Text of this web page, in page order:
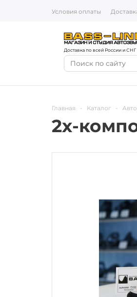
Условия оплаты
Доставка по всей России и СНГ
Главная - Каталог -
2х-